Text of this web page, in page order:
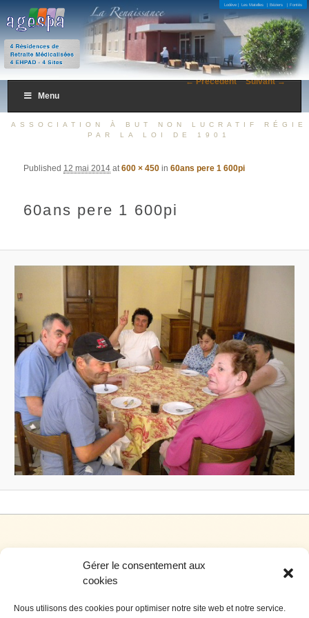
Gérer le consentement aux
cookies
Nous utilisons des cookies pour optimiser notre site web et notre service.
AGESPA
4 Résidences de Retraite Médicalisées 4 EHPAD – 4 Sites Lodève | Les Matelles | Béziers | Fontès
Menu
ASSOCIATION À BUT NON LUCRATIF RÉGIE
PAR LA LOI DE 1901
← Précédent Suivant →
60ans pere 1 600pi
Published 12 mai 2014 at600 × 450 in60ans pere 1 600pi